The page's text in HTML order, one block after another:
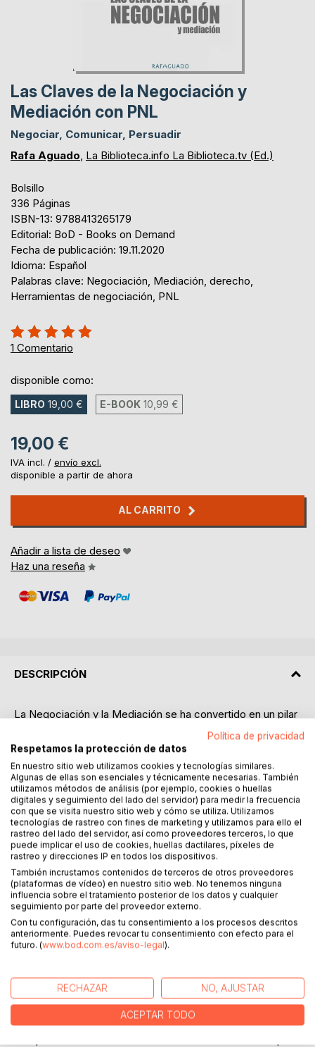
Las Claves de la Negociación y
Mediación con PNL
Negociar, Comunicar, Persuadir
Rafa Aguado, La Biblioteca.info La Biblioteca.tv (Ed.)
Bolsillo
336 Páginas
ISBN-13: 9788413265179
Editorial: BoD - Books on Demand
Fecha de publicación: 19.11.2020
Idioma: Español
Palabras clave: Negociación, Mediación, derecho,
Herramientas de negociación, PNL
Rating:
100%
1 Comentario
disponible como:
LIBRO 19,00 € E-BOOK 10,99 €
19,00 €
IVA incl. / envío excl.
disponible a partir de ahora
AL CARRITO
Añadir a lista de deseo
Haz una reseña
DESCRIPCIÓN
La Negociación y la Mediación se ha convertido en un pilar
fundamental en todos los sectores y para el día a día
En este libro encontrarás todas las claves y estrategias
que tanto el autor con más de 18 años de experiencia en
mediación y negociación, claves que los grandes
negociadores y mediadores utilizan.
Este libro te ayudará a negociar, comunicar y persuadir.
todo lo que en el interior se explica son claves y técnicas
probadas las cuales ayudan a conseguir los objetivos en la
negociación.
También se indica que lenguaje, postura etc, debes utilizar
en función del tipo de negociación.
Aprenderás a preparar y desarrollar una negocación o
mediación incluso utilizando las técnicas de Pnl para poder
persuadir en la negociación.
El negociador se ha convertido en una pieza fundamental
para alcanzar acuerdos o evitar juicios inecesarios.
La negociación y mediación con Pnl te ayuda a alcanzar tus
objetivos sin necesidad de recurrir a procesos mucho más
Política de privacidad
Respetamos la protección de datos
En nuestro sitio web utilizamos cookies y tecnologías similares.
Algunas de ellas son esenciales y técnicamente necesarias. También
utilizamos métodos de análisis (por ejemplo, cookies o huellas
digitales y seguimiento del lado del servidor) para medir la frecuencia
con que se visita nuestro sitio web y cómo se utiliza. Utilizamos
tecnologías de rastreo con fines de marketing y utilizamos para ello el
rastreo del lado del servidor, así como proveedores terceros, lo que
puede implicar el uso de cookies, huellas dactilares, píxeles de
rastreo y direcciones IP en todos los dispositivos.
También incrustamos contenidos de terceros de otros proveedores
(plataformas de vídeo) en nuestro sitio web. No tenemos ninguna
influencia sobre el tratamiento posterior de los datos y cualquier
seguimiento por parte del proveedor externo.
Con tu configuración, das tu consentimiento a los procesos descritos
anteriormente. Puedes revocar tu consentimiento con efecto para el
futuro. (www.bod.com.es/aviso-legal).
RECHAZAR NO, AJUSTAR
ACEPTAR TODO